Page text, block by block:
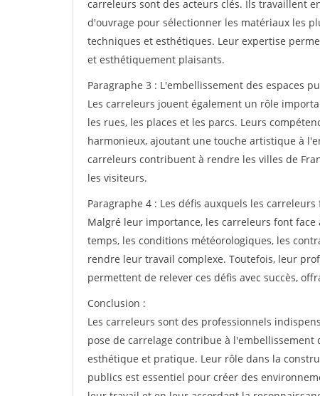
carreleurs sont des acteurs clés. Ils travaillent
d'ouvrage pour sélectionner les matériaux les
techniques et esthétiques. Leur expertise
et esthétiquement plaisants.
Paragraphe 3 : L'embellissement des espaces
Les carreleurs jouent également un rôle
les rues, les places et les parcs. Leurs
harmonieux, ajoutant une touche artistique à
carreleurs contribuent à rendre les villes de
les visiteurs.
Paragraphe 4 : Les défis auxquels les carreleurs
Malgré leur importance, les carreleurs font
temps, les conditions météorologiques, les
rendre leur travail complexe. Toutefois, leur
permettent de relever ces défis avec succès,
Conclusion :
Les carreleurs sont des professionnels
pose de carrelage contribue à
esthétique et pratique. Leur rôle dans la
publics est essentiel pour créer des